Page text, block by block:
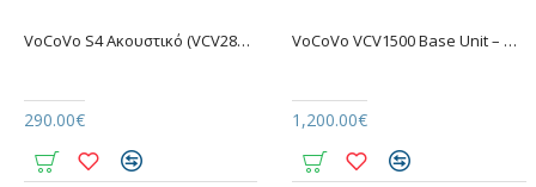
VoCoVo S4 Ακουστικό (VCV2840) – Επαγγελματικό Ασύρματο Full Duplex Ακουστικό
290.00€
VoCoVo VCV1500 Base Unit – Κεντρική Μονάδα Πολλαπλής Full Duplex Επικοινωνίας
1,200.00€